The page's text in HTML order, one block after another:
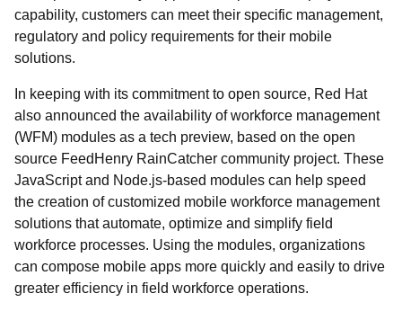
capability, customers can meet their specific management,
regulatory and policy requirements for their mobile
solutions.
In keeping with its commitment to open source, Red Hat
also announced the availability of workforce management
(WFM) modules as a tech preview, based on the open
source FeedHenry RainCatcher community project. These
JavaScript and Node.js-based modules can help speed
the creation of customized mobile workforce management
solutions that automate, optimize and simplify field
workforce processes. Using the modules, organizations
can compose mobile apps more quickly and easily to drive
greater efficiency in field workforce operations.